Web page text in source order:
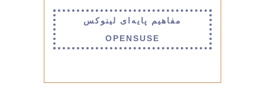
مفاهیم پایه‌ای لینوکس
OPENSUSE